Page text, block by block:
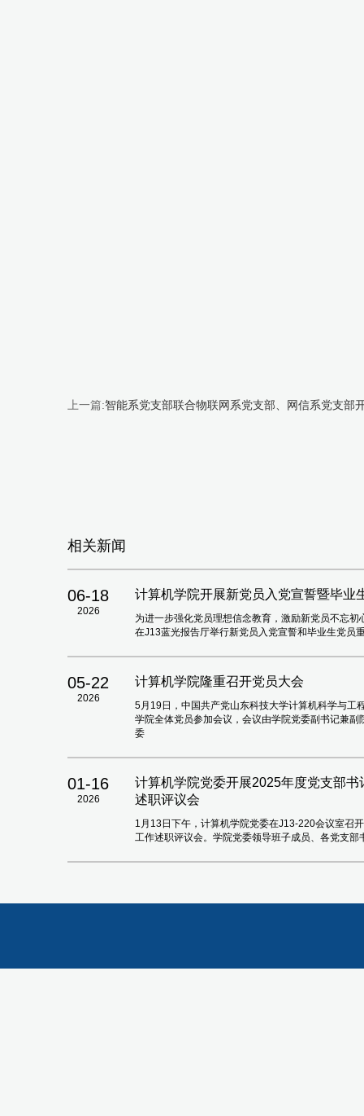
上一篇:智能系党支部联合物联网系党支部、网信系党支部
相关新闻
06-18
2026
计算机学院开展新党员入党宣誓暨毕业
为进一步强化党员理想信念教育，激励新党员不忘
在J13蓝光报告厅举行新党员入党宣誓和毕业生党员
05-22
2026
计算机学院隆重召开党员大会
5月19日，中国共产党山东科技大学计算机科学与工
学院全体党员参加会议，会议由学院党委副书记兼
委
01-16
2026
计算机学院党委开展2025年度党支部
述职评议会
1月13日下午，计算机学院党委在J13-220会议室召
工作述职评议会。学院党委领导班子成员、各党支